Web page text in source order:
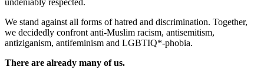
undeniably respected.
We stand against all forms of hatred and discrimination. Together,
we decidedly confront anti-Muslim racism, antisemitism,
antiziganism, antifeminism and LGBTIQ*-phobia.
There are already many of us.